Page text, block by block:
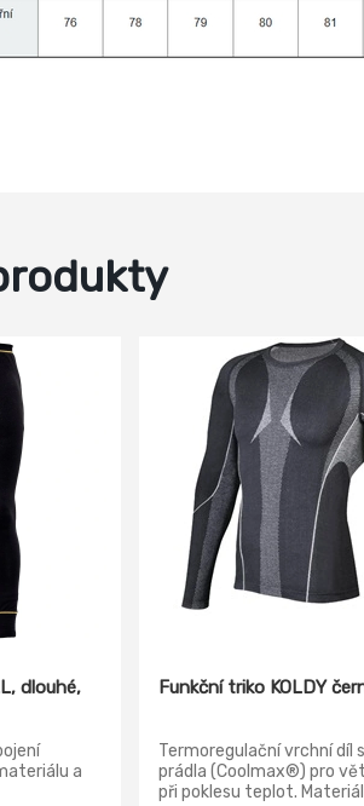
dlouhé,
a
Funkční triko KOLDY
Termoregulační vrchní díl
prádla (Coolmax®) pro
při poklesu teplot.